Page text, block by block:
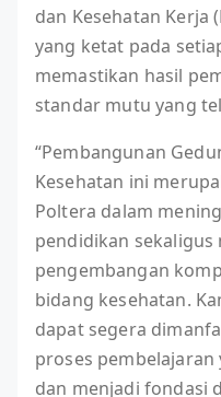
dan Kesehatan Kerja
yang ketat pada
memastikan hasil
standar mutu yang
“Pembangunan
Kesehatan ini
Poltera dalam
pendidikan
pengembangan
bidang kesehatan.
dapat segera
proses
dan menjadi fondasi